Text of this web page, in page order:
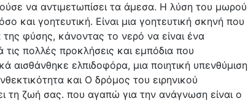
να αντιμετωπίσει τα άμεσα. Η λύση του μωρού
και γοητευτική. Είναι μια γοητευτική σκηνή που
φύσης, κάνοντας το νερό να είναι ένα
πολλές προκλήσεις και εμπόδια που
αισθάνθηκε ελπιδοφόρα, μια ποιητική υπενθύμιση
και Ο δρόμος του ειρηνικού
τη ζωή σας. που αγαπώ για την ανάγνωση είναι ο